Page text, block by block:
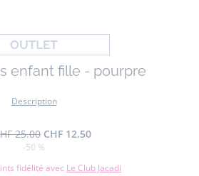
enfant fille - pourpre
Description
25.00 CHF 12.50
-50 %
fidélité avec Le Club Jacadi